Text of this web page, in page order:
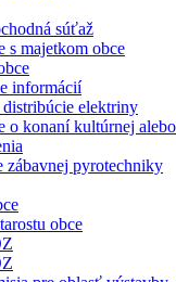
súťaž
s majetkom obce
informácií
distribúcie elektriny
o konaní kultúrnej
zábavnej pyrotechniky
obce